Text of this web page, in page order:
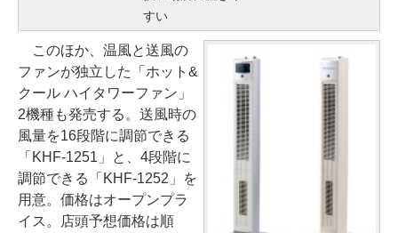
すい
このほか、温風と送風の
ファンが独立した「ホット&
クール ハイタワーファン」
2機種も発売する。送風時の
風量を16段階に調節できる
「KHF-1251」と、4段階に
調節できる「KHF-1252」を
用意。価格はオープンプラ
イス。店頭予想価格は順